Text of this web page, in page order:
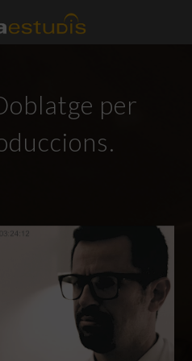
per